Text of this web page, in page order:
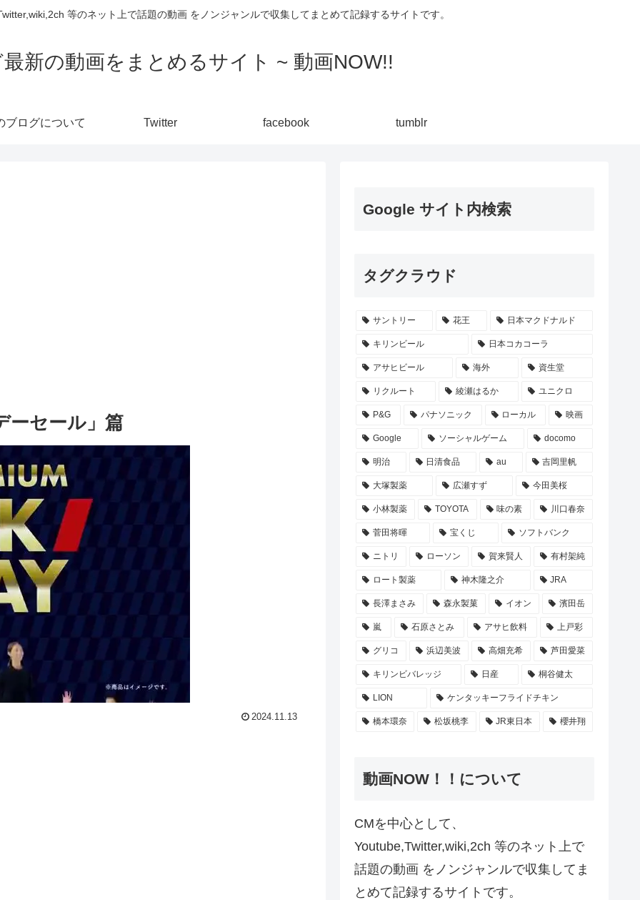
等のネット上で話題の動画 をノンジャンルで収集してまとめて記録するサイトです。
新の動画をまとめるサイト ~ 動画NOW!!
ブログについて Twitter facebook tumblr
ーセール」篇
2024.11.13
Google サイト内検索
タグクラウド
サントリー 花王 日本マクドナルド
キリンビール 日本コカコーラ
アサヒビール 海外 資生堂
リクルート 綾瀬はるか ユニクロ
P&G パナソニック ローカル 映画
Google ソーシャルゲーム docomo
明治 日清食品 au 吉岡里帆
大塚製薬 広瀬すず 今田美桜
小林製薬 TOYOTA 味の素 川口春奈
菅田将暉 宝くじ ソフトバンク
ニトリ ローソン 賀来賢人 有村架純
ロート製薬 神木隆之介 JRA
長澤まさみ 森永製菓 イオン 濱田岳
嵐 石原さとみ アサヒ飲料 上戸彩
グリコ 浜辺美波 高畑充希 芦田愛菜
キリンビバレッジ 日産 桐谷健太
LION ケンタッキーフライドチキン
橋本環奈 松坂桃李 JR東日本 櫻井翔
動画NOW！！について
CMを中心として、
Youtube,Twitter,wiki,2ch 等のネット上で
話題の動画 をノンジャンルで収集してま
とめて記録するサイトです。